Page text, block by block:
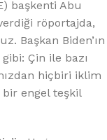
başkenti Abu
röportajda,
Başkan Biden’ın
Çin ile bazı
hiçbiri iklim
engel teşkil